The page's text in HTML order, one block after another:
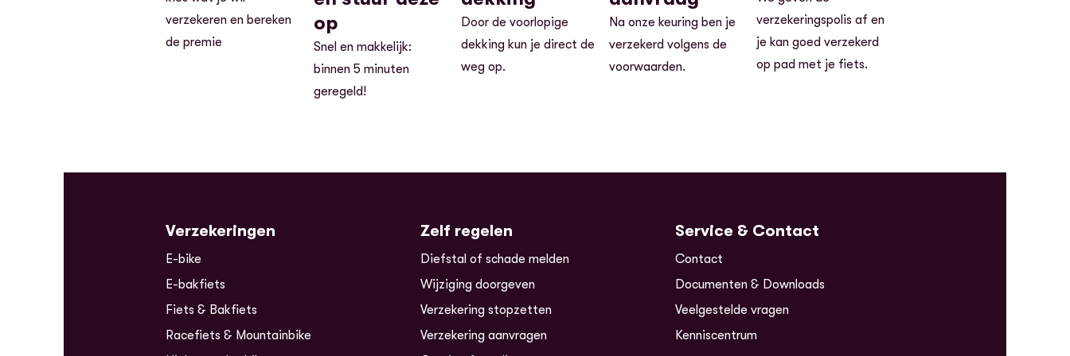
verzekeren en bereken
de premie
op
Snel en makkelijk:
binnen 5 minuten
geregeld!
Door de voorlopige
dekking kun je direct de
weg op.
Na onze keuring ben je
verzekerd volgens de
voorwaarden.
verzekeringspolis af en
je kan goed verzekerd
op pad met je fiets.
Verzekeringen
E-bike
E-bakfiets
Fiets & Bakfiets
Racefiets & Mountainbike
Zelf regelen
Diefstal of schade melden
Wijziging doorgeven
Verzekering stopzetten
Verzekering aanvragen
Service & Contact
Contact
Documenten & Downloads
Veelgestelde vragen
Kenniscentrum